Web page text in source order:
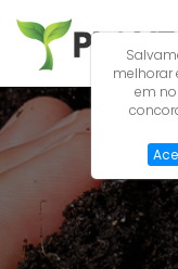
melhorar
em
INÍCIO
SOBRE NÓS
PRODUTOS
CONTATO